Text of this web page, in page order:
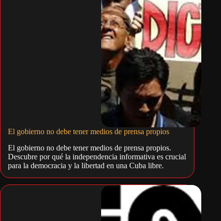
El gobierno no debe tener medios de prensa propios
El gobierno no debe tener medios de prensa propios.
Descubre por qué la independencia informativa es crucial
para la democracia y la libertad en una Cuba libre.